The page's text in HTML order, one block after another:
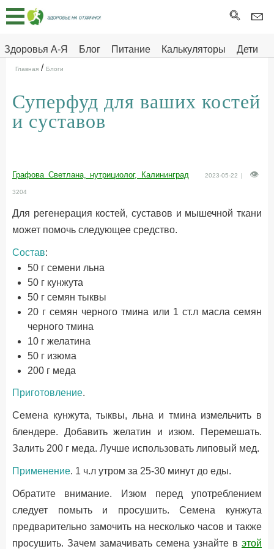
Здоровья А-Я Блог Питание Калькуляторы
Дети
Главная
Тесты
Про
ДЕТЯМ
Главная / Блоги
Суперфуд для ваших костей
и суставов
Графова Светлана, нутрициолог, Калининград 2023-05-22 |
3204
Для регенерация костей, суставов и мышечной ткани
может помочь следующее средство.
Состав:
50 г семени льна
50 г кунжута
50 г семян тыквы
20 г семян черного тмина или 1 ст.л масла семян
черного тмина
10 г желатина
50 г изюма
200 г меда
Приготовление.
Семена кунжута, тыквы, льна и тмина измельчить в
блендере. Добавить желатин и изюм. Перемешать.
Залить 200 г меда. Лучше использовать липовый мед.
Применение. 1 ч.л утром за 25-30 минут до еды.
Обратите внимание. Изюм перед употреблением
следует помыть и просушить. Семена кунжута
предварительно замочить на несколько часов и также
просушить. Зачем замачивать семена узнайте в этой